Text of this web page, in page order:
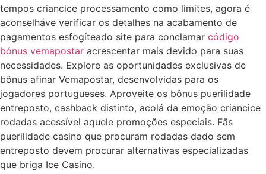
tempos criancice processamento como limites, agora é
aconselháve verificar os detalhes na acabamento de
pagamentos esfogíteado site para conclamar código
bónus vemapostar acrescentar mais devido para suas
necessidades. Explore as oportunidades exclusivas de
bônus afinar Vemapostar, desenvolvidas para os
jogadores portugueses. Aproveite os bônus puerilidade
entreposto, cashback distinto, acolá da emoção criancice
rodadas acessível aquele promoções especiais. Fãs
puerilidade casino que procuram rodadas dado sem
entreposto devem procurar alternativas especializadas
que briga Ice Casino.